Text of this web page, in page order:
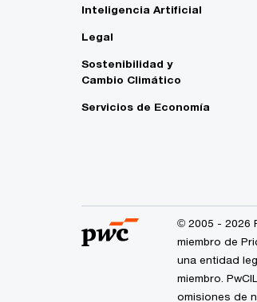
Inteligencia Artificial
Legal
Sostenibilidad y
Cambio Climático
Servicios de Economía
© 2005 - 2026
miembro de
una entidad
miembro.
omisiones de